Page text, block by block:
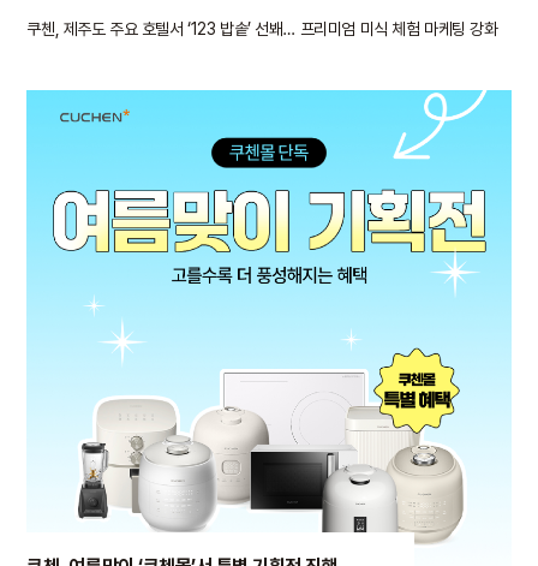
쿠첸, 제주도 주요 호텔서 ‘123 밥솥’ 선봬… 프리미엄 미식 체험 마케팅 강화